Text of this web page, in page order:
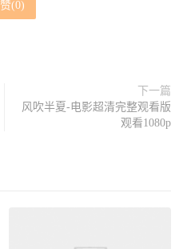
赞(0)
下一篇
风吹半夏-电影超清完整观看版
观看1080p